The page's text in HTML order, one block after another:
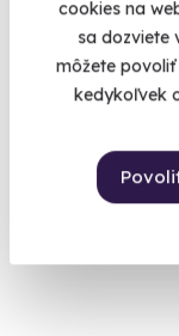
cookies na
sa dozviete
môžete povoliť
kedykoľvek
reálnej premávke.
Bratislava (+
99 €